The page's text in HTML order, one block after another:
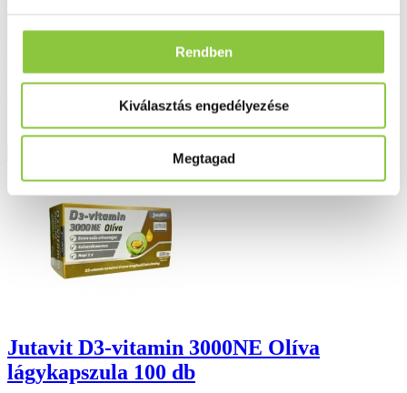
Rendben
Kiválasztás engedélyezése
Megtagad
LXR Lutein Komplex kapszula 60 db
*az akció előtti 30 nap legalacsonyabb ára
Részletek
Jutavit D3-vitamin 3000NE Olíva
lágykapszula 100 db